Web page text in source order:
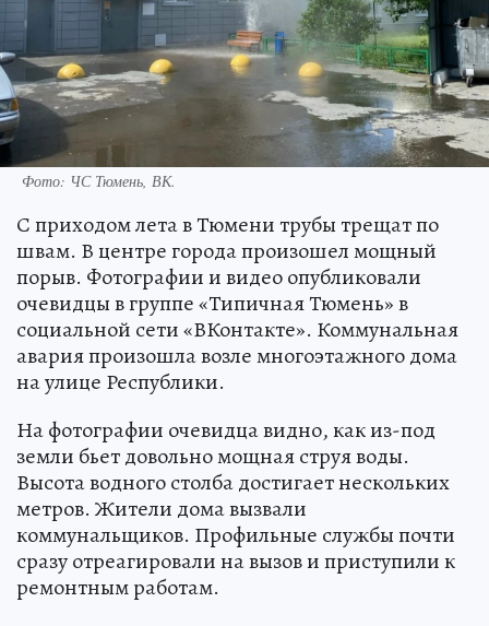
Фото: ЧС Тюмень, ВК.
С приходом лета в Тюмени трубы трещат по
швам. В центре города произошел мощный
порыв. Фотографии и видео опубликовали
очевидцы в группе «Типичная Тюмень» в
социальной сети «ВКонтакте». Коммунальная
авария произошла возле многоэтажного дома
на улице Республики.
На фотографии очевидца видно, как из-под
земли бьет довольно мощная струя воды.
Высота водного столба достигает нескольких
метров. Жители дома вызвали
коммунальщиков. Профильные службы почти
сразу отреагировали на вызов и приступили к
ремонтным работам.